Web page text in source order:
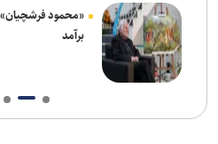
«محمود
برآمد